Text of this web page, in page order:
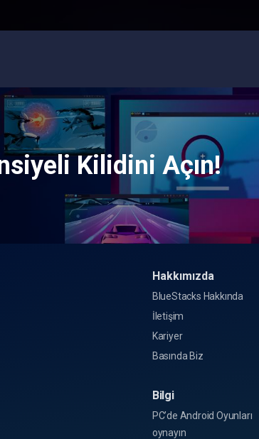
Kilidini Açın!
Hakkımızda
BlueStacks Hakkında
İletişim
Kariyer
Basında Biz
Bilgi
PC’de Android Oyunları
oynayın